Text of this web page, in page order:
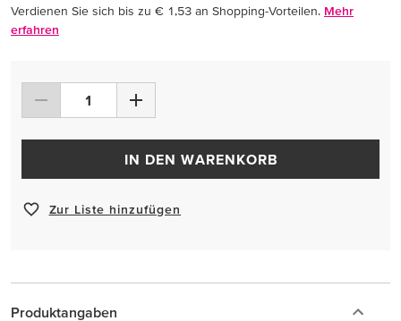
Verdienen Sie sich bis zu € 1,53 an Shopping-Vorteilen. Mehr
erfahren
IN DEN WARENKORB
Zur Liste hinzufügen
Produktangaben